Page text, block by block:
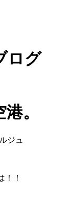
ログ
。
ジュ
！！